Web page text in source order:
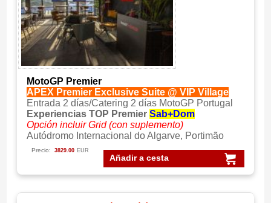
MotoGP Premier
APEX Premier Exclusive Suite @ VIP Village
Entrada 2 días/Catering 2 días MotoGP Portugal
Experiencias TOP Premier Sab+Dom
Opción incluir Grid (con suplemento)
Autódromo Internacional do Algarve, Portimão
Añadir a cesta
Precio: 3829.00 EUR